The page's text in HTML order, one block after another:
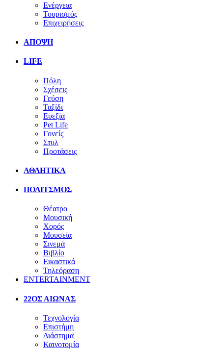
Ενέργεια
Τουρισμός
Επιχειρήσεις
ΑΠΟΨΗ
LIFE
Πόλη
Σχέσεις
Γεύση
Ταξίδι
Ευεξία
Pet Life
Γονείς
Στυλ
Προτάσεις
ΑΘΛΗΤΙΚΑ
ΠΟΛΙΤΣΜΟΣ
Θέατρο
Μουσική
Χορός
Μουσεία
Σινεμά
Βιβλίο
Εικαστικά
Τηλεόραση
ENTERTAINMENT
22ΟΣ ΑΙΩΝΑΣ
Τεχνολογία
Επιστήμη
Διάστημα
Καινοτομία